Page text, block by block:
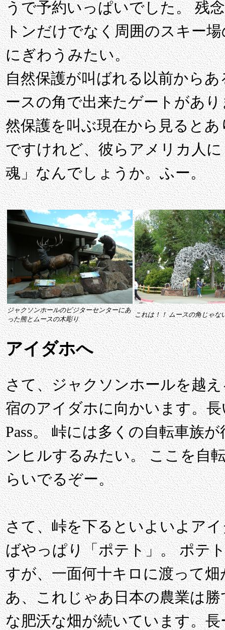
うで予約いっぱいでした。 残
トンだけでなく周囲のスキー
にぎわうみたい。
自然保護が叫ばれる以前から
ースの角で出来たゲートがあ
然保護を叫ぶ現在から見ると
ですけれど、彼らアメリカ人
魂」なんでしょうか。ふー。
ジャクソンホールのビジターセンターにあ
った熊とムースの木彫り
これは！！ ムースの角じゃな
アイダホへ
さて、ジャクソンホールを越
宿のアイダホに向かいます。長
Pass。 峠には多くの自転車族
ンヒルするみたい。 ここを自
らいでるぞー。
さて、峠を下るといよいよア
ばやっぱり「ポテト」。 ポテ
すが、一面何十キロに渡って
あ、これじゃあ日本の農業は
な肥沃な畑が続いています。